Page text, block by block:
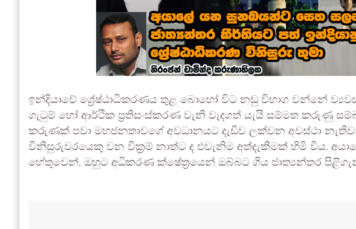
ඉන්දියාවේ ශ්‍රේෂ්ඨාධිකරණය තුළ බොහෝ විට නඩු විභාග වන්නේ
ගැටුම් හෝ ආර්ථික ප්‍රතිසංස්කරණ වැනි වැදගත් යැයි සම්මත කරුණු
කරුණක් පවා මහජනතාවගේ අවධානයට දැඩිව ලක්වන අවස්ථා
විනිසුරුවරයෙකු වන වික්‍රම් නාත්ට ද එවැනිම අත්දැකීමක් හිමි විය.
හේතුවෙන්, ඔහුට අධිකරණ ක්ෂේත්‍රයෙන් ඔබ්බට ගිය ජාත්‍යන්තර